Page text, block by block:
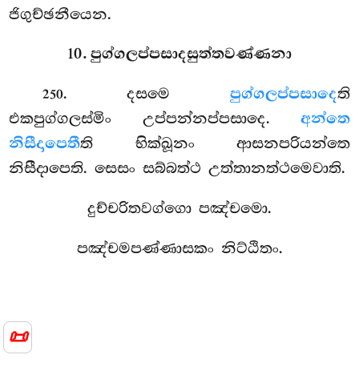
📜
ජිගුච්ඡනීයෙන.
10. පුග්ගලප්පසාදසුත්තවණ්ණනා
250. දසමෙ පුග්ගලප්පසාදෙති
එකපුග්ගලස්මිං උප්පන්නප්පසාදෙ. අන්තෙ
නිසීදාපෙතීති භික්ඛූනං ආසනපරියන්තෙ
නිසීදාපෙති. සෙසං සබ්බත්ථ උත්තානත්ථමෙවාති.
දුච්චරිතවග්ගො පඤ්චමො.
පඤ්චමපණ්ණාසකං නිට්ඨිතං.